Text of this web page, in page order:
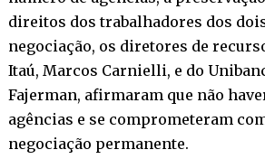
direitos dos trabalhadores dos
negociação, os diretores de
Itaú, Marcos Carnielli, e do
Fajerman, afirmaram que não
agências e se comprometeram
negociação permanente.